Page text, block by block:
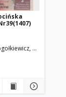
Anna. Red.